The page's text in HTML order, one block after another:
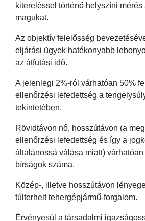
kitereléssel történő helyszíni mérés
magukat.
Az objektív felelősség
eljárási ügyek hatékonyabb
az átfutási idő.
A jelenlegi 2%-ról várhatóan 50%
ellenőrzési lefedettség a
tekintetében.
Rövidtávon nő, hosszútávon (a
ellenőrzési lefedettség és így a
általánossá válása miatt)
bírságok száma.
Közép-, illetve hosszútávon
túlterhelt tehergépjármű-forgalom.
Érvényesül a társadalmi